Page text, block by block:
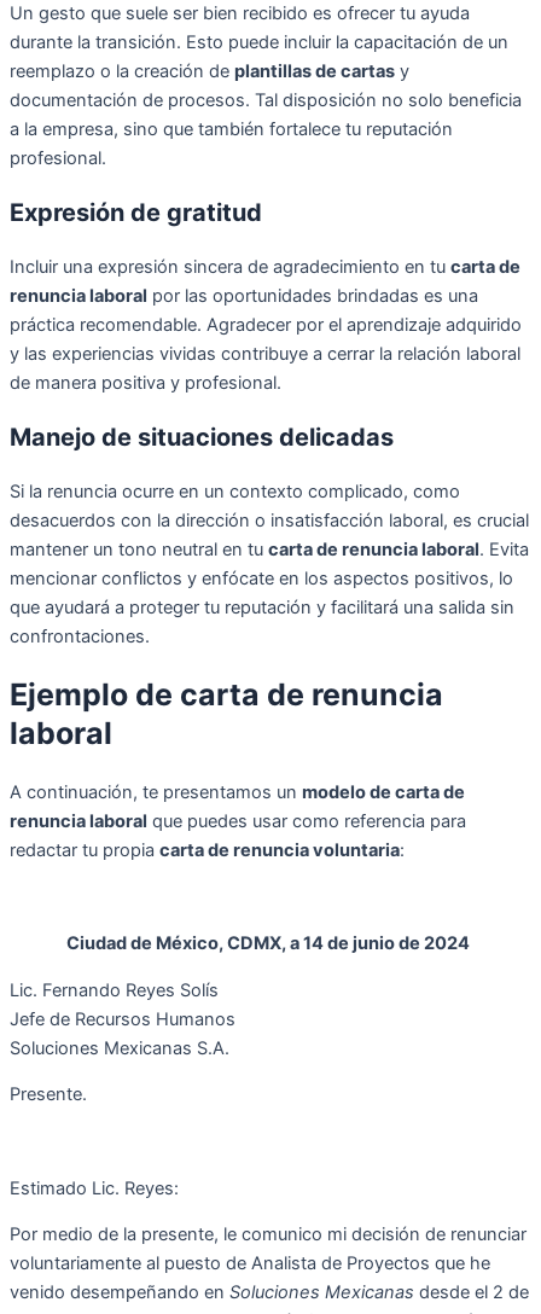
Un gesto que suele ser bien recibido es ofrecer tu ayuda
durante la transición. Esto puede incluir la capacitación de un
reemplazo o la creación de plantillas de cartas y
documentación de procesos. Tal disposición no solo beneficia
a la empresa, sino que también fortalece tu reputación
profesional.
Expresión de gratitud
Incluir una expresión sincera de agradecimiento en tu carta de
renuncia laboral por las oportunidades brindadas es una
práctica recomendable. Agradecer por el aprendizaje adquirido
y las experiencias vividas contribuye a cerrar la relación laboral
de manera positiva y profesional.
Manejo de situaciones delicadas
Si la renuncia ocurre en un contexto complicado, como
desacuerdos con la dirección o insatisfacción laboral, es crucial
mantener un tono neutral en tu carta de renuncia laboral. Evita
mencionar conflictos y enfócate en los aspectos positivos, lo
que ayudará a proteger tu reputación y facilitará una salida sin
confrontaciones.
Ejemplo de carta de renuncia
laboral
A continuación, te presentamos un modelo de carta de
renuncia laboral que puedes usar como referencia para
redactar tu propia carta de renuncia voluntaria:
Ciudad de México, CDMX, a 14 de junio de 2024
Lic. Fernando Reyes Solís
Jefe de Recursos Humanos
Soluciones Mexicanas S.A.
Presente.
Estimado Lic. Reyes:
Por medio de la presente, le comunico mi decisión de renunciar
voluntariamente al puesto de Analista de Proyectos que he
venido desempeñando en Soluciones Mexicanas desde el 2 de